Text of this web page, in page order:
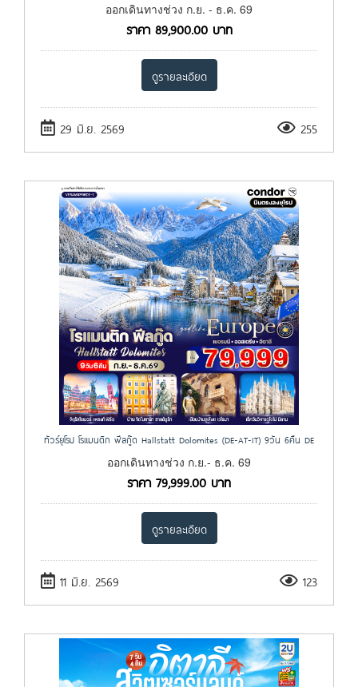
ออกเดินทางช่วง ก.ย. - ธ.ค. 69
ราคา 89,900.00บาท
ดูรายละเอียด
29 มิ.ย. 2569 255
ทัวร์ยุโรป โรแมนติก ฟีลกู๊ด Hallstatt Dolomites (DE-AT-IT) 9วัน 6คืน DE
ออกเดินทางช่วง ก.ย.- ธ.ค. 69
ราคา 79,999.00 บาท
ดูรายละเอียด
11 มิ.ย. 2569 123